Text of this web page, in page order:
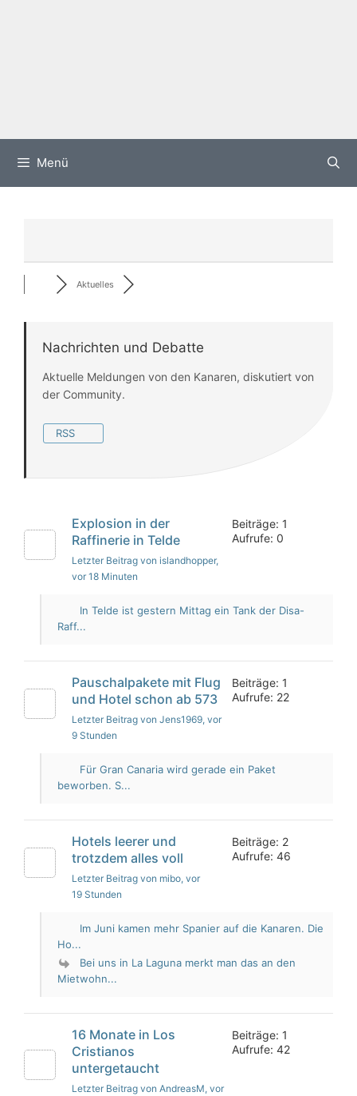
Menü
Aktuelles
Nachrichten und Debatte
Aktuelle Meldungen von den Kanaren, diskutiert von
der Community.
RSS
Explosion in der
Raffinerie in Telde
Letzter Beitrag von islandhopper,
vor 18 Minuten
Beiträge: 1
Aufrufe: 0
In Telde ist gestern Mittag ein Tank der Disa-
Raff...
Pauschalpakete mit Flug
und Hotel schon ab 573
Letzter Beitrag von Jens1969, vor
9 Stunden
Beiträge: 1
Aufrufe: 22
Für Gran Canaria wird gerade ein Paket
beworben. S...
Hotels leerer und
trotzdem alles voll
Letzter Beitrag von mibo, vor
19 Stunden
Beiträge: 2
Aufrufe: 46
Im Juni kamen mehr Spanier auf die Kanaren. Die
Ho...
Bei uns in La Laguna merkt man das an den
Mietwohn...
16 Monate in Los
Cristianos
untergetaucht
Letzter Beitrag von AndreasM, vor
Beiträge: 1
Aufrufe: 42